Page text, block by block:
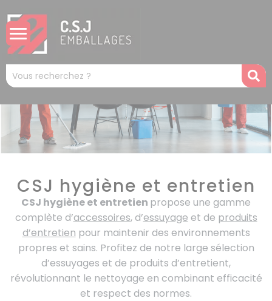
Mots
clés
:
CSJ hygiène et entretien
CSJ hygiène et entretien propose une gamme
complète d’accessoires, d’essuyage et de produits
d’entretien pour maintenir des environnements
propres et sains. Profitez de notre large sélection
d’essuyages et de produits d’entretient,
révolutionnant le nettoyage en combinant efficacité
et respect des normes.